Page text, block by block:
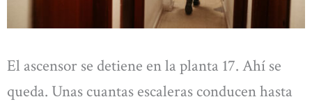
El ascensor se detiene en la planta 17. Ahí se
queda. Unas cuantas escaleras conducen hasta